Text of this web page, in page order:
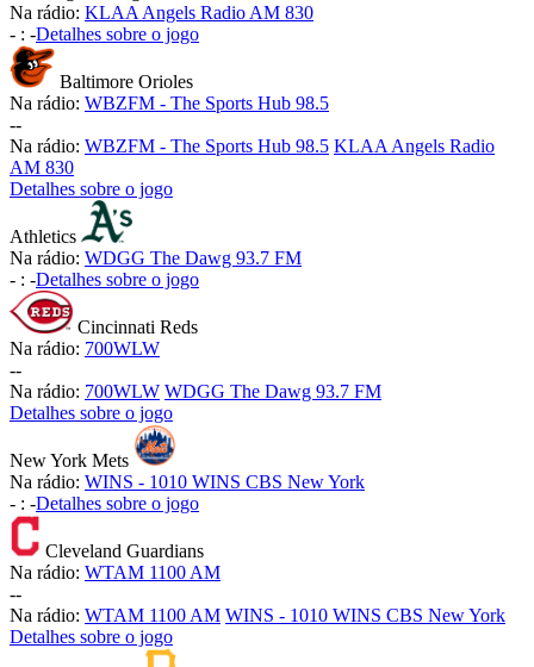
Na rádio: KLAA Angels Radio AM 830
- : -Detalhes sobre o jogo
Baltimore Orioles
Na rádio: WBZFM - The Sports Hub 98.5
--
Na rádio: WBZFM - The Sports Hub 98.5 KLAA Angels Radio
AM 830
Detalhes sobre o jogo
Athletics
Na rádio: WDGG The Dawg 93.7 FM
- : -Detalhes sobre o jogo
Cincinnati Reds
Na rádio: 700WLW
--
Na rádio: 700WLW WDGG The Dawg 93.7 FM
Detalhes sobre o jogo
New York Mets
Na rádio: WINS - 1010 WINS CBS New York
- : -Detalhes sobre o jogo
Cleveland Guardians
Na rádio: WTAM 1100 AM
--
Na rádio: WTAM 1100 AM WINS - 1010 WINS CBS New York
Detalhes sobre o jogo